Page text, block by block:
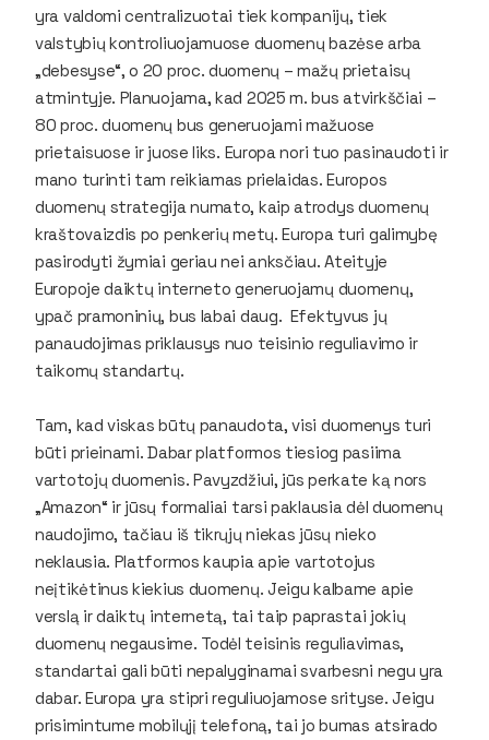
yra valdomi centralizuotai tiek kompanijų, tiek
valstybių kontroliuojamuose duomenų bazėse arba
„debesyse“, o 20 proc. duomenų – mažų prietaisų
atmintyje. Planuojama, kad 2025 m. bus atvirkščiai –
80 proc. duomenų bus generuojami mažuose
prietaisuose ir juose liks. Europa nori tuo pasinaudoti ir
mano turinti tam reikiamas prielaidas. Europos
duomenų strategija numato, kaip atrodys duomenų
kraštovaizdis po penkerių metų. Europa turi galimybę
pasirodyti žymiai geriau nei anksčiau. Ateityje
Europoje daiktų interneto generuojamų duomenų,
ypač pramoninių, bus labai daug. Efektyvus jų
panaudojimas priklausys nuo teisinio reguliavimo ir
taikomų standartų.
Tam, kad viskas būtų panaudota, visi duomenys turi
būti prieinami. Dabar platformos tiesiog pasiima
vartotojų duomenis. Pavyzdžiui, jūs perkate ką nors
„Amazon“ ir jūsų formaliai tarsi paklausia dėl duomenų
naudojimo, tačiau iš tikrųjų niekas jūsų nieko
neklausia. Platformos kaupia apie vartotojus
neįtikėtinus kiekius duomenų. Jeigu kalbame apie
verslą ir daiktų internetą, tai taip paprastai jokių
duomenų negausime. Todėl teisinis reguliavimas,
standartai gali būti nepalyginamai svarbesni negu yra
dabar. Europa yra stipri reguliuojamose srityse. Jeigu
prisimintume mobilųjį telefoną, tai jo bumas atsirado